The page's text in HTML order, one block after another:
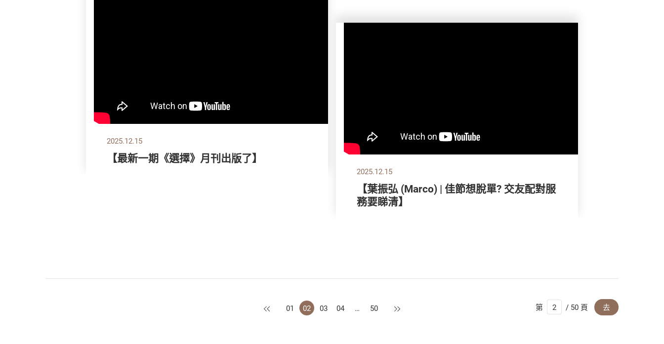
2025.12.15
【最新一期《選擇》月刊出版了】
2025.12.15
【葉振弘 (Marco) | 佳節想脫單? 交友配對服
務要睇清】
上一頁
01 02 03 04 … 50 下一頁 第 / 50 頁 去